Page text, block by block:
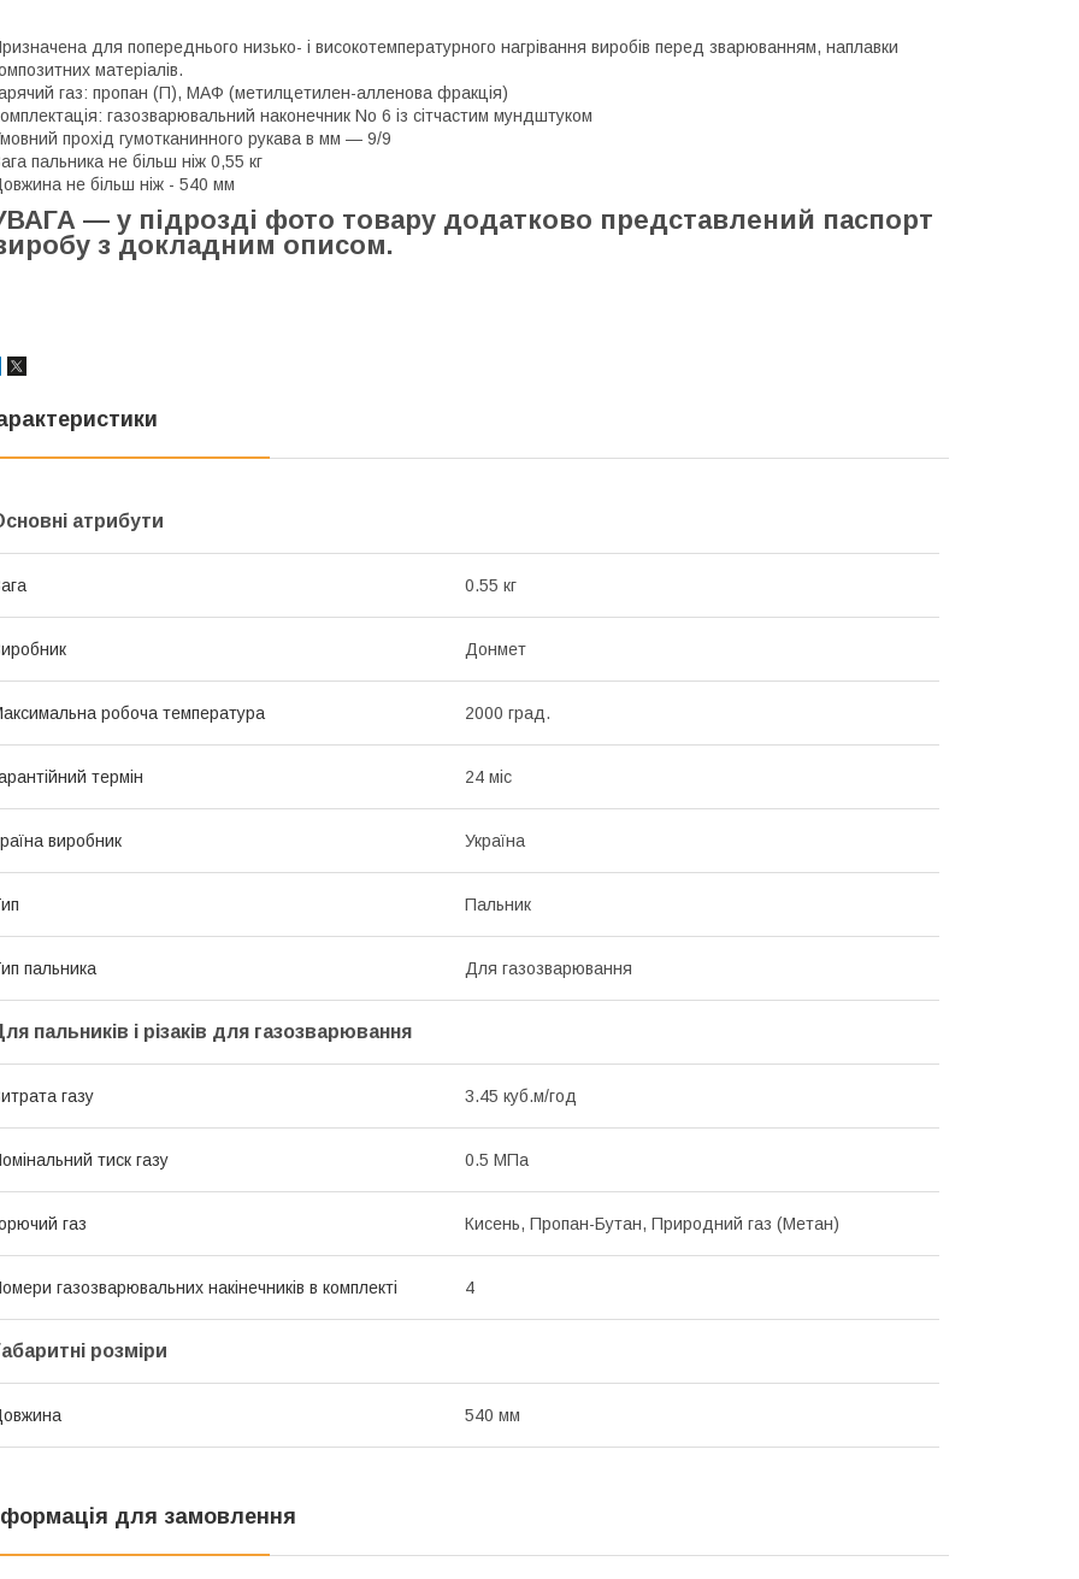
для попереднього низько- і високотемпературного нагрівання виробів перед зварюванням, наплавки
матеріалів.
газ: пропан (П), МАФ (метилцетилен-алленова фракція)
газозварювальний наконечник No 6 із сітчастим мундштуком
прохід гумотканинного рукава в мм — 9/9
пальника не більш ніж 0,55 кг
не більш ніж - 540 мм
— у підрозді фото товару додатково представлений паспорт
з докладним описом.
атрибути
0.55 кг
Донмет
робоча температура 2000 град.
термін 24 міс
виробник Україна
Пальник
пальника Для газозварювання
пальників і різаків для газозварювання
газу 3.45 куб.м/год
тиск газу 0.5 МПа
газ Кисень, Пропан-Бутан, Природний газ (Метан)
газозварювальних накінечників в комплекті 4
розміри
540 мм
для замовлення